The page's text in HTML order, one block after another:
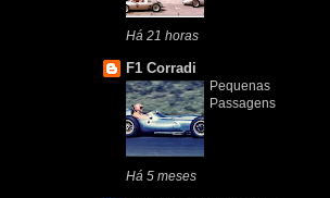
Há 21 horas
F1 Corradi
Pequenas
Passagens
Há 5 meses